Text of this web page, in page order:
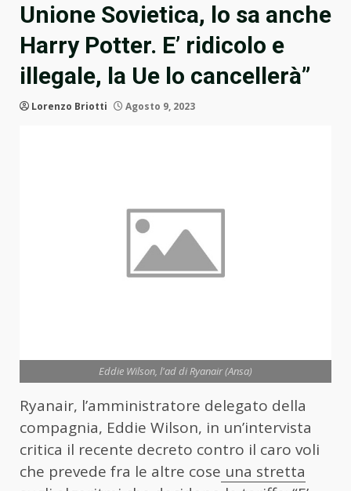
Unione Sovietica, lo sa anche
Harry Potter. E’ ridicolo e
illegale, la Ue lo cancellerà”
Lorenzo Briotti Agosto 9, 2023
Eddie Wilson, l'ad di Ryanair (Ansa)
Ryanair, l’amministratore delegato della
compagnia, Eddie Wilson, in un’intervista
critica il recente decreto contro il caro voli
che prevede fra le altre cose una stretta